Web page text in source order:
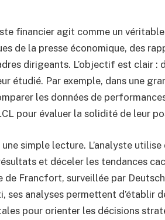
financier agit comme un
de la presse économique, des
dirigeants. L’objectif est clair :
étudié. Par exemple, dans une
les données de
pour évaluer la solidité de leur
simple lecture. L’analyste utilise
et déceler les tendances
de Francfort, surveillée par
ses analyses permettent d’établir
pour orienter les décisions